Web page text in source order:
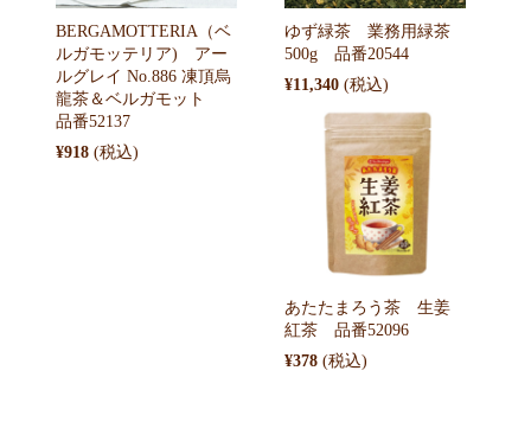
BERGAMOTTERIA（ベ
ルガモッテリア) アー
ルグレイ No.886 凍頂烏
龍茶＆ベルガモット
品番52137
¥918
ゆず緑茶 業務用緑茶
500g 品番20544
¥11,340
あたたまろう茶 生姜
紅茶 品番52096
¥378